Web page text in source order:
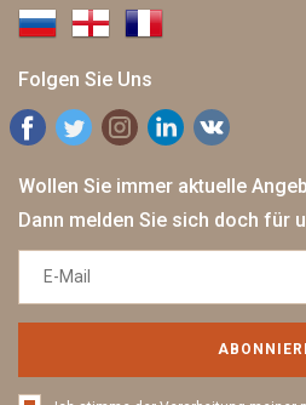
Folgen Sie Uns
Wollen Sie immer aktuelle
Dann melden Sie sich doch für